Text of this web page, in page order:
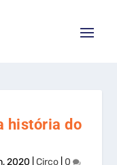
história do
2020 Circo| 0